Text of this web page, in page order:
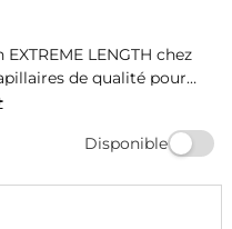
LENGTH chez
de qualité pour
des résultats
qu'ils méritent avec
Disponible